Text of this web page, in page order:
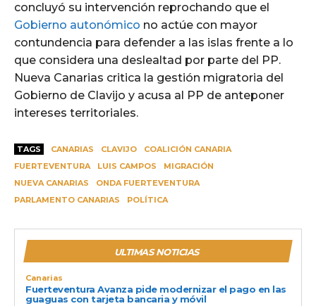
concluyó su intervención reprochando que el
Gobierno autonómico no actúe con mayor
contundencia para defender a las islas frente a lo
que considera una deslealtad por parte del PP.
Nueva Canarias critica la gestión migratoria del
Gobierno de Clavijo y acusa al PP de anteponer
intereses territoriales.
TAGS CANARIAS CLAVIJO
COALICIÓN CANARIA
FUERTEVENTURA
LUIS CAMPOS
MIGRACIÓN
NUEVA CANARIAS
ONDA FUERTEVENTURA
PARLAMENTO CANARIAS
POLÍTICA
ULTIMAS NOTICIAS
Canarias
Fuerteventura Avanza pide modernizar el pago en las
guaguas con tarjeta bancaria y móvil